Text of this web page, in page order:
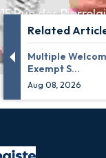
Related
Multiple
Exempt S...
Aug 08, 2026
15 Rue des
92320 Châtillon